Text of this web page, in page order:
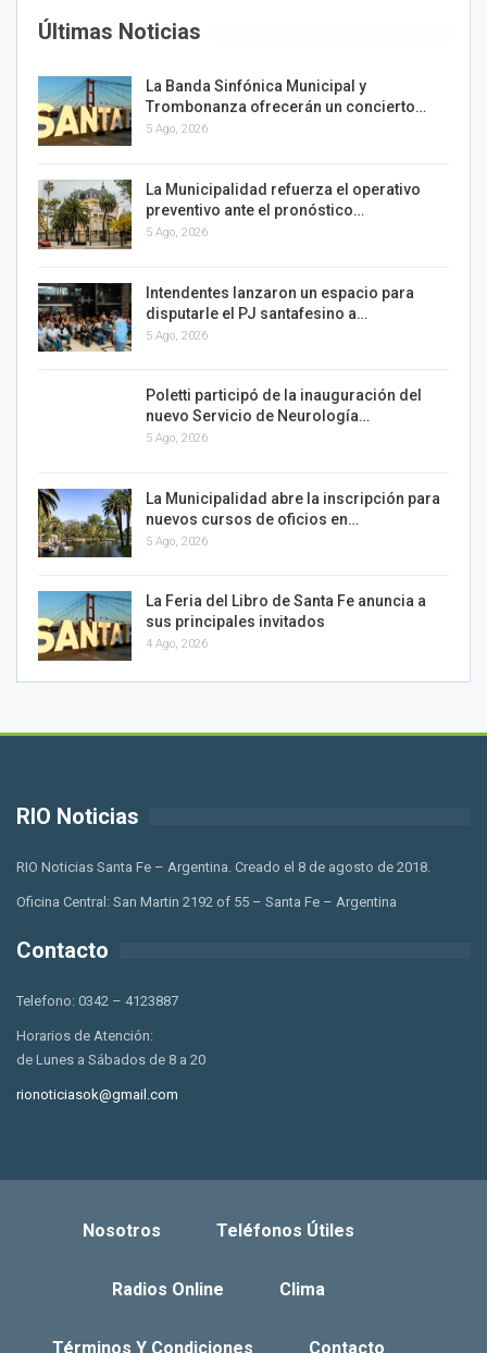
Últimas Noticias
La Banda Sinfónica Municipal y
Trombonanza ofrecerán un concierto…
5 Ago, 2026
La Municipalidad refuerza el operativo
preventivo ante el pronóstico…
5 Ago, 2026
Intendentes lanzaron un espacio para
disputarle el PJ santafesino a…
5 Ago, 2026
Poletti participó de la inauguración del
nuevo Servicio de Neurología…
5 Ago, 2026
La Municipalidad abre la inscripción para
nuevos cursos de oficios en…
5 Ago, 2026
La Feria del Libro de Santa Fe anuncia a
sus principales invitados
4 Ago, 2026
RIO Noticias
RIO Noticias Santa Fe – Argentina. Creado el 8 de agosto de 2018.
Oficina Central: San Martin 2192 of 55 – Santa Fe – Argentina
Contacto
Telefono: 0342 – 4123887
Horarios de Atención:
de Lunes a Sábados de 8 a 20
rionoticiasok@gmail.com
Nosotros Teléfonos Útiles
Radios Online Clima
Términos Y Condiciones Contacto